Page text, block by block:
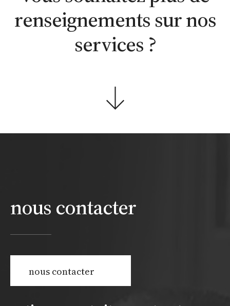
renseignements sur nos
services ?
nous contacter
nous contacter